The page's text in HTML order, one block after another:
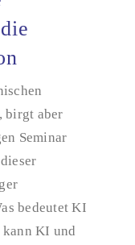
für die
birgt aber
Seminar
bedeutet KI
kann KI und